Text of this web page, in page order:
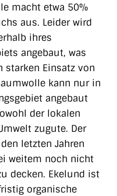
macht etwa 50%
aus. Leider wird
ihres
angebaut, was
starken Einsatz von
kann nur in
angebaut
der lokalen
zugute. Der
letzten Jahren
weitem noch nicht
decken. Ekelund ist
organische